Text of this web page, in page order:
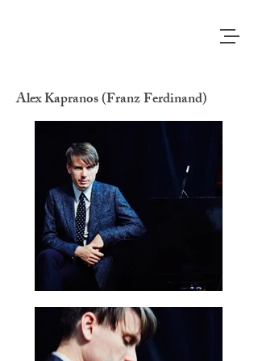
Alex Kapranos (Franz Ferdinand)